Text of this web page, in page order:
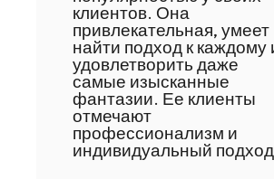
клиентов. Она
привлекательная, умеет
найти подход к каждому
удовлетворить даже
самые изысканные
фантазии. Ее клиенты
отмечают
профессионализм и
индивидуальный